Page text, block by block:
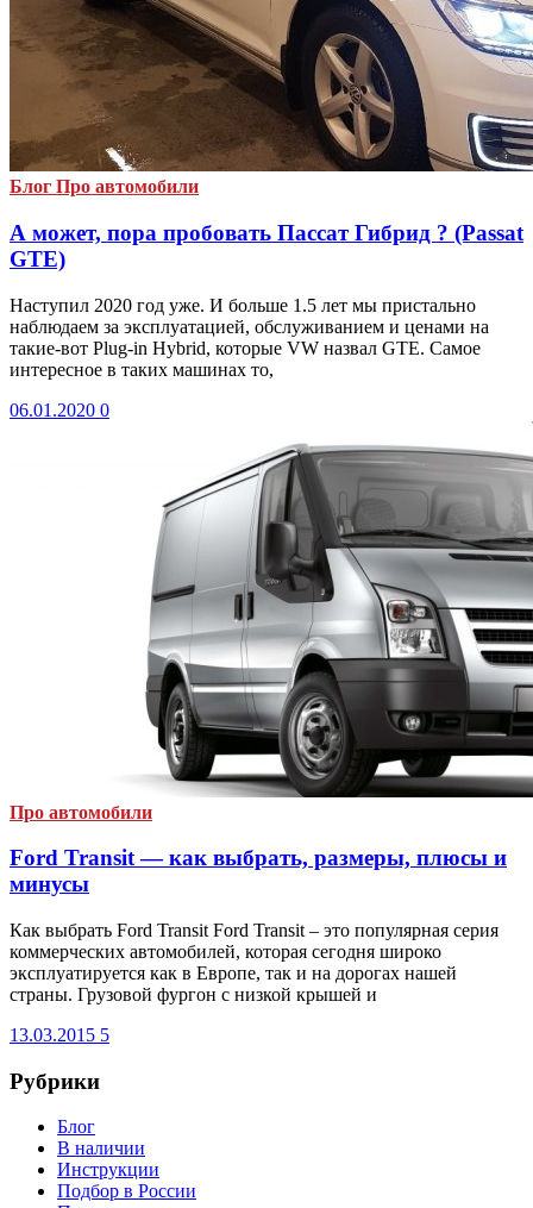
Блог Про автомобили
А может, пора пробовать Пассат Гибрид ? (Passat
GTE)
Наступил 2020 год уже. И больше 1.5 лет мы пристально
наблюдаем за эксплуатацией, обслуживанием и ценами на
такие-вот Plug-in Hybrid, которые VW назвал GTE. Самое
интересное в таких машинах то,
06.01.2020 0
Про автомобили
Ford Transit — как выбрать, размеры, плюсы и
минусы
Как выбрать Ford Transit Ford Transit – это популярная серия
коммерческих автомобилей, которая сегодня широко
эксплуатируется как в Европе, так и на дорогах нашей
страны. Грузовой фургон с низкой крышей и
13.03.2015 5
Рубрики
Блог
В наличии
Инструкции
Подбор в России